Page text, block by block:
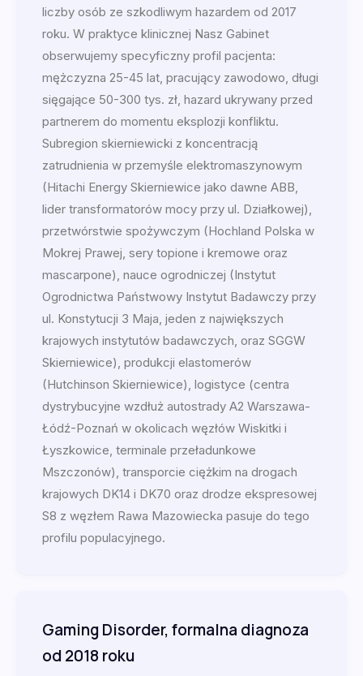
liczby osób ze szkodliwym hazardem od 2017
roku. W praktyce klinicznej Nasz Gabinet
obserwujemy specyficzny profil pacjenta:
mężczyzna 25-45 lat, pracujący zawodowo, długi
sięgające 50-300 tys. zł, hazard ukrywany przed
partnerem do momentu eksplozji konfliktu.
Subregion skierniewicki z koncentracją
zatrudnienia w przemyśle elektromaszynowym
(Hitachi Energy Skierniewice jako dawne ABB,
lider transformatorów mocy przy ul. Działkowej),
przetwórstwie spożywczym (Hochland Polska w
Mokrej Prawej, sery topione i kremowe oraz
mascarpone), nauce ogrodniczej (Instytut
Ogrodnictwa Państwowy Instytut Badawczy przy
ul. Konstytucji 3 Maja, jeden z największych
krajowych instytutów badawczych, oraz SGGW
Skierniewice), produkcji elastomerów
(Hutchinson Skierniewice), logistyce (centra
dystrybucyjne wzdłuż autostrady A2 Warszawa-
Łódź-Poznań w okolicach węzłów Wiskitki i
Łyszkowice, terminale przeładunkowe
Mszczonów), transporcie ciężkim na drogach
krajowych DK14 i DK70 oraz drodze ekspresowej
S8 z węzłem Rawa Mazowiecka pasuje do tego
profilu populacyjnego.
Gaming Disorder, formalna diagnoza
od 2018 roku